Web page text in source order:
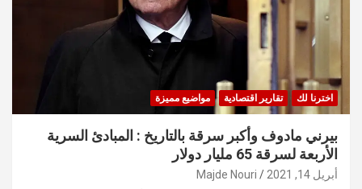
اخترنا لك تقارير اقتصادية مواضيع مميزة
بيرني مادوف وأكبر سرقة بالتاريخ : المبادئ السرية
الأربعة لسرقة 65 مليار دولار
أبريل 14, 2021 Majde Nouri